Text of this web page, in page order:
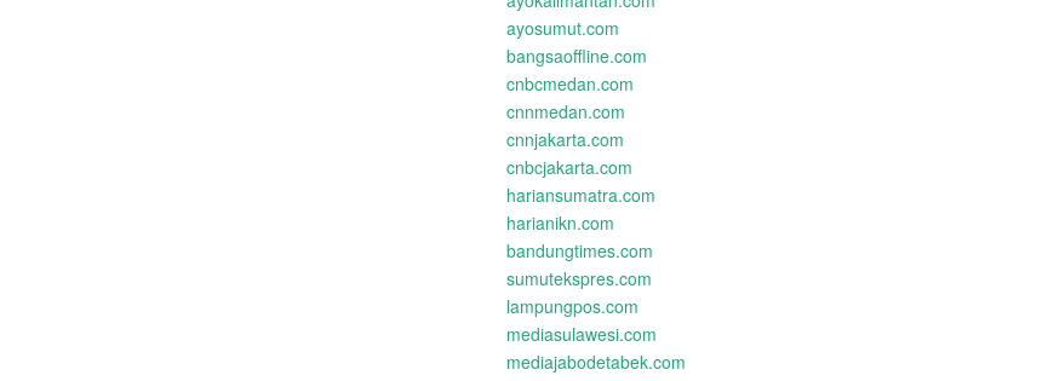
ayosumut.com
bangsaoffline.com
cnbcmedan.com
cnnmedan.com
cnnjakarta.com
cnbcjakarta.com
hariansumatra.com
harianikn.com
bandungtimes.com
sumutekspres.com
lampungpos.com
mediasulawesi.com
mediajabodetabek.com